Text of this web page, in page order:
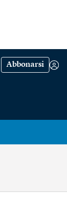
Abbonarsi